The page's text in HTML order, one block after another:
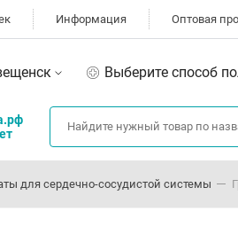
Информация Оптовая
Выберите способ
для сердечно-сосудистой системы